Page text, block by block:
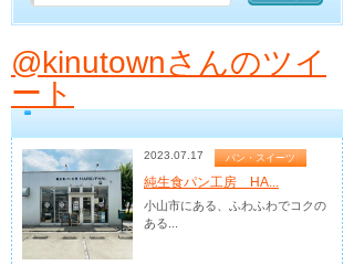
@kinutownさんのツイ
ート
2023.07.17 パン・スイーツ
純生食パン工房 HA...
小山市にある、ふわふわでコクの
ある...